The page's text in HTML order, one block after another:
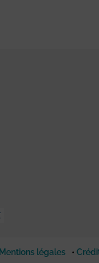
Mentions légales